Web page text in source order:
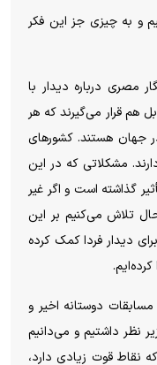
و به چیزی جز این فکر
مصری درباره دیدار با
هم قرار می‌گیرند که هر
جهان هستند. کشور‌های
مشکلاتی که در این
گذاشته است و اگر غیر
تلاش می‌کنیم بر این
دیدار فردا کمک کرده
دوستانه اخیر و
نظر داشتیم و می‌دانیم
نقاط قوت زیادی دارد،